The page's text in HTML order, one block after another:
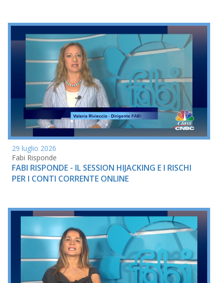
29 luglio 2026
Fabi Risponde
FABI RISPONDE - IL SESSION HIJACKING E I RISCHI
PER I CONTI CORRENTE ONLINE